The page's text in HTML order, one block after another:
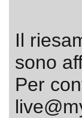
Il
sono
Per